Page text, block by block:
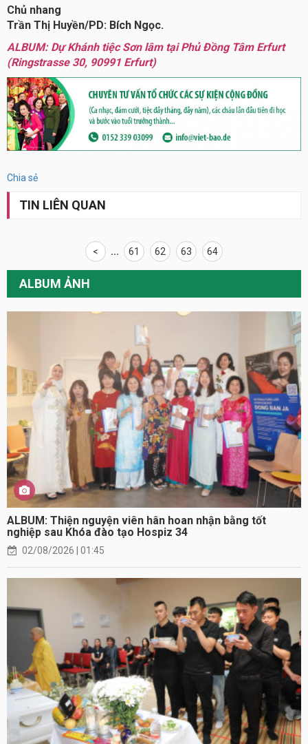
Chủ nhang
Trần Thị Huyền/PD: Bích Ngọc.
ALBUM: Dự Khánh tiệc Sơn lâm tại Phủ Đồng Tâm Erfurt
(Ringstrasse 30, 90991 Erfurt)
Chia sẻ
TIN LIÊN QUAN
< ... 61 62 63 64
ALBUM ẢNH
ALBUM: Thiện nguyện viên hân hoan nhận bằng tốt
nghiệp sau Khóa đào tạo Hospiz 34
02/08/2026 | 01:45